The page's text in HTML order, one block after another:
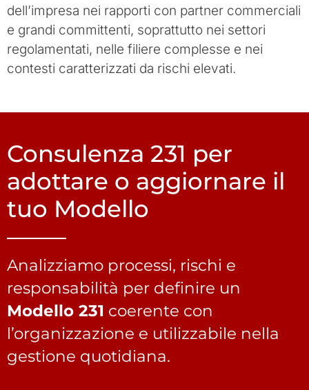
dell’impresa nei rapporti con partner commerciali
e grandi committenti, soprattutto nei settori
regolamentati, nelle filiere complesse e nei
contesti caratterizzati da rischi elevati.
Consulenza 231 per
adottare o aggiornare il
tuo Modello
Analizziamo processi, rischi e
responsabilità per definire un
Modello 231 coerente con
l’organizzazione e utilizzabile nella
gestione quotidiana.